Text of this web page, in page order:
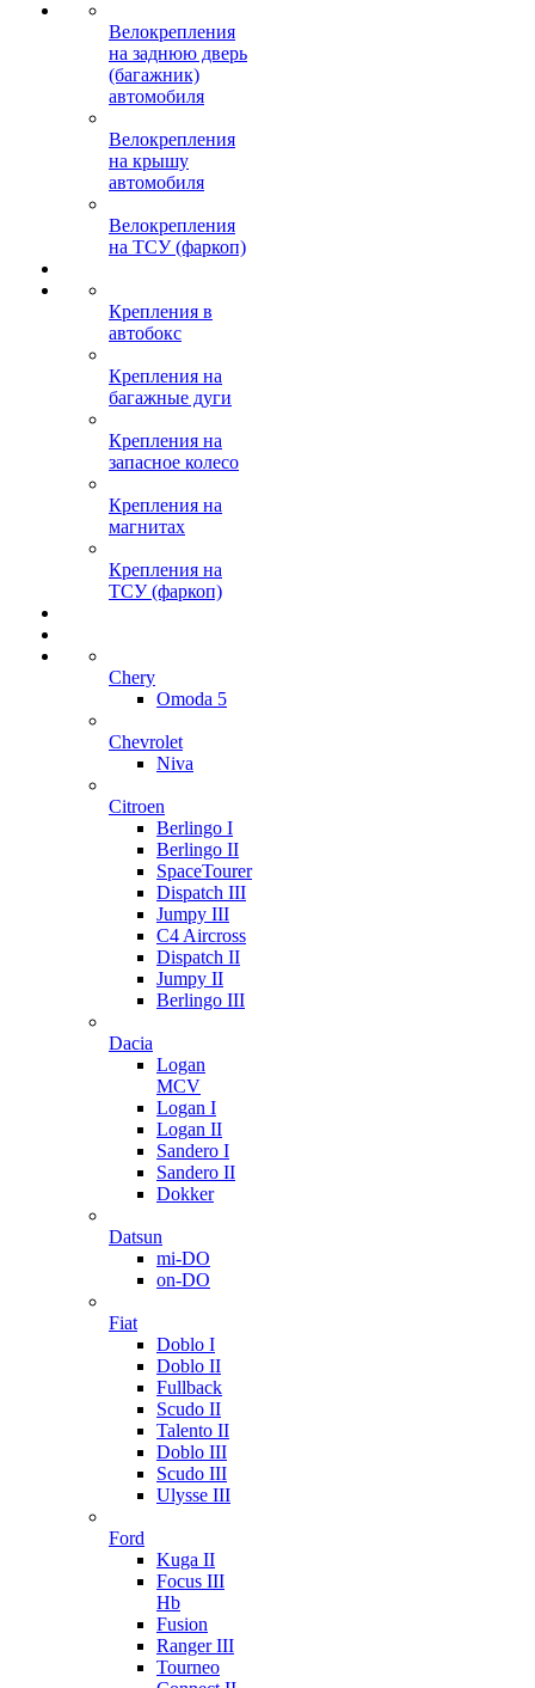
Велокрепления
на заднюю дверь
(багажник)
автомобиля
Велокрепления
на крышу
автомобиля
Велокрепления
на ТСУ (фаркоп)
Крепления в
автобокс
Крепления на
багажные дуги
Крепления на
запасное колесо
Крепления на
магнитах
Крепления на
ТСУ (фаркоп)
Chery
Omoda 5
Chevrolet
Niva
Citroen
Berlingo I
Berlingo II
SpaceTourer
Dispatch III
Jumpy III
C4 Aircross
Dispatch II
Jumpy II
Berlingo III
Dacia
Logan
MCV
Logan I
Logan II
Sandero I
Sandero II
Dokker
Datsun
mi-DO
on-DO
Fiat
Doblo I
Doblo II
Fullback
Scudo II
Talento II
Doblo III
Scudo III
Ulysse III
Ford
Kuga II
Focus III
Hb
Fusion
Ranger III
Tourneo